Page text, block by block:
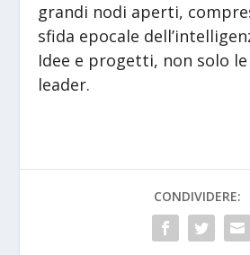
grandi nodi aperti,
sfida epocale
Idee e progetti, non solo
leader.
CONDIVIDERE: